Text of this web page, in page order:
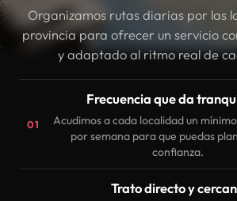
Organizamos rutas diarias por las
provincia para ofrecer un servicio
y adaptado al ritmo real de
01
Frecuencia que da
Acudimos a cada localidad un
por semana para que puedas
confianza.
Trato directo y